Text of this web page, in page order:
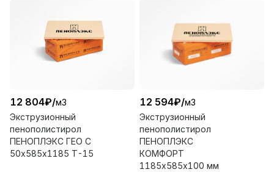
12 804₽/м3
Экструзионный
пенополистирол
ПЕНОПЛЭКС ГЕО С
50х585х1185 Т-15
12 594₽/м3
Экструзионный
пенополистирол
ПЕНОПЛЭКС
КОМФОРТ
1185х585х100 мм